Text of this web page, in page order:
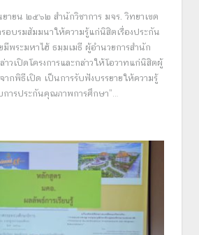
ยน ๒๕๖๒ สำนักวิชาการ มจร. วิทยาเขต
รอบรมสัมมนาให้ความรู้แก่นิสิตเรื่องประกัน
พระมหาไฮ้ ธมฺมเมธี ผู้อำนวยการสำนัก
าวเปิดโครงการและกล่าวให้โอวาทแก่นิสิตผู้
ากพิธีเปิด เป็นการรับฟังบรรยายให้ความรู้
การประกันคุณภาพการศึกษา”…